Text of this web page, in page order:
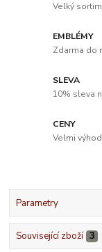
Velký
EMBLÉMY
Zdarma do
SLEVA
10% sleva
CENY
Velmi
Parametry
Související zboží 3